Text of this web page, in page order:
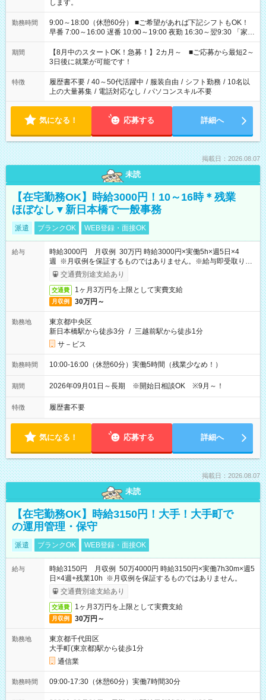
します。
勤務時間
9:00～18:00（休憩60分） ■ご希望があれば下記シフトもOK！
早番 7:00～16:00 遅番 10:00～19:00 夜勤 16:30～翌9:30 「家族
と休みを合わせたい」 「余裕を持って夕飯の準備がしたい」
「できれば残業はしたくない」 など、ご希望を教えてください
ね。 ※Wワーク希望の方へ 今ご覧のお仕事で希望する勤務時間
と、もう1つのお仕事の勤務時間。 合計で週40時間を超える場
合は応募できません。
期間
【8月中のスタートOK！急募！】2カ月～ ■ご応募から最短2～
3日後に就業が可能です！
特徴 履歴書不要 / 40～50代活躍中 / 服装自由 / シフト勤務 / 10名以
上の大量募集 / 電話対応なし / パソコンスキル不要
気になる！ 応募する 詳細へ
掲載日：2026.08.07
未読
【在宅勤務OK】時給3000円！10～16時＊残業
ほぼなし▼新日本橋で一般事務
派遣 ブランクOK WEB登録・面接OK
給与
時給3000円 月収例 30万円 時給3000円×実働5h×週5日×4
週 ※月収例を保証するものではありません。※給与即受取りサ
ービス利用可（利用条件有）
交通費別途支給あり
交通費 1ヶ月3万円を上限として実費支給
月収例 30万円～
勤務地
東京都中央区
新日本橋駅から徒歩3分 / 三越前駅から徒歩1分
サ－ビス
勤務時間 10:00-16:00（休憩60分）実働5時間（残業少なめ！）
期間 2026年09月01日～長期 ※開始日相談OK ※9月～！
特徴 履歴書不要
気になる！ 応募する 詳細へ
掲載日：2026.08.07
未読
【在宅勤務OK】時給3150円！大手！大手町で
の運用管理・保守
派遣 ブランクOK WEB登録・面接OK
給与
時給3150円 月収例 50万4000円 時給3150円×実働7h30m×週5
日×4週+残業10h ※月収例を保証するものではありません。
交通費別途支給あり
交通費 1ヶ月3万円を上限として実費支給
月収例 30万円～
勤務地
東京都千代田区
大手町(東京都)駅から徒歩1分
通信業
勤務時間 09:00-17:30（休憩60分）実働7時間30分